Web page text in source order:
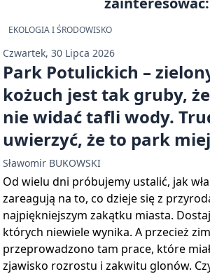
EKOLOGIA I ŚRODOWISKO
Czwartek, 30 Lipca 2026
Park Potulickich –
kożuch jest tak gruby,
nie widać tafli wody.
uwierzyć, że to park
Sławomir BUKOWSKI
Od wielu dni próbujemy ustalić, jak
zareagują na to, co dzieje się z
najpiękniejszym zakątku miasta.
których niewiele wynika. A przecież
przeprowadzono tam prace, które
zjawisko rozrostu i zakwitu glonów.